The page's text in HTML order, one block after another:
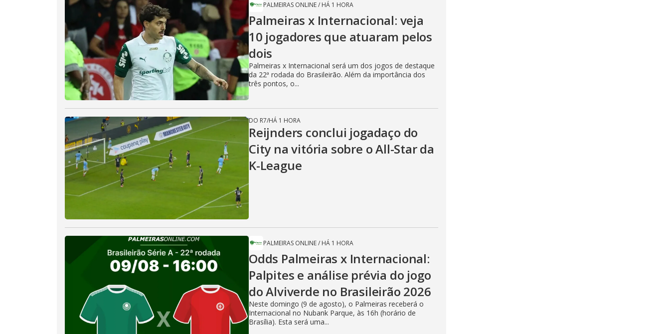
PALMEIRAS ONLINE/ HÁ 1 HORA
Palmeiras x Internacional: veja
10 jogadores que atuaram pelos
dois
Palmeiras x Internacional será um dos jogos de destaque
da 22ª rodada do Brasileirão. Além da importância dos
três pontos, o...
DO R7/HÁ 1 HORA
Reijnders conclui jogadaço do
City na vitória sobre o All-Star da
K-League
PALMEIRAS ONLINE/ HÁ 1 HORA
Odds Palmeiras x Internacional:
Palpites e análise prévia do jogo
do Alviverde no Brasileirão 2026
Neste domingo (9 de agosto), o Palmeiras receberá o
Internacional no Nubank Parque, às 16h (horário de
Brasília). Esta será uma...